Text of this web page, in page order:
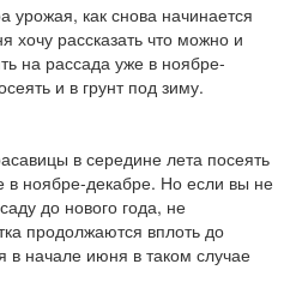
урожая, как снова начинается
хочу рассказать что можно и
на рассада уже в ноябре-
и в грунт под зиму.
в середине лета посеять
в ноябре-декабре. Но если вы не
до нового года, не
продолжаются вплоть до
начале июня в таком случае